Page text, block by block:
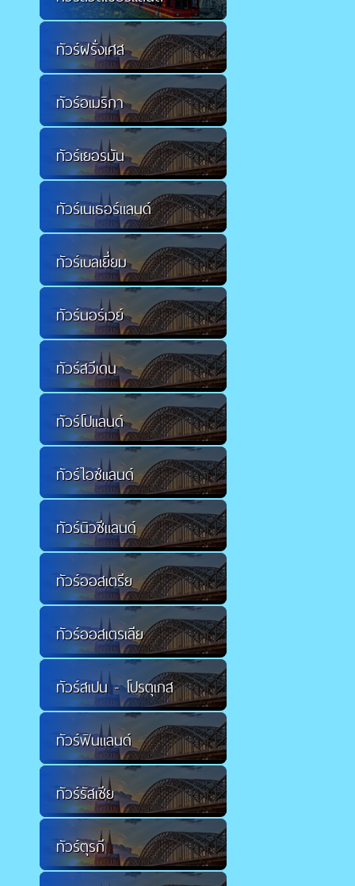
ทัวร์ฝรั่งเศส
ทัวร์อเมริกา
ทัวร์เยอรมัน
ทัวร์เนเธอร์แลนด์
ทัวร์เบลเยี่ยม
ทัวร์นอร์เวย์
ทัวร์สวีเดน
ทัวร์โปแลนด์
ทัวร์ไอซ์แลนด์
ทัวร์นิวซีแลนด์
ทัวร์ออสเตรีย
ทัวร์ออสเตรเลีย
ทัวร์สเปน - โปรตุเกส
ทัวร์ฟินแลนด์
ทัวร์รัสเซีย
ทัวร์ตุรกี